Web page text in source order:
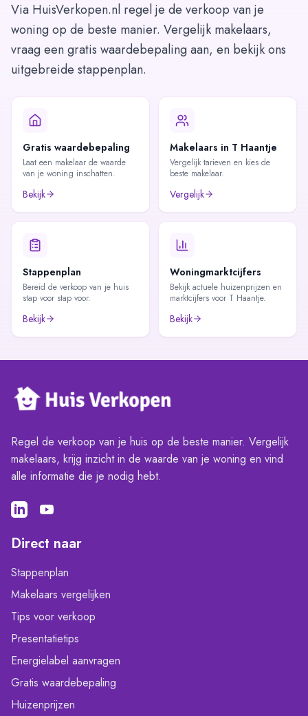
Via HuisVerkopen.nl regel je de verkoop van je
woning op de beste manier. Vergelijk makelaars,
vraag een gratis waardebepaling aan, en bekijk ons
uitgebreide stappenplan.
Gratis waardebepaling
Laat een makelaar de waarde
van je woning inschatten.
Bekijk
Makelaars in T Haantje
Vergelijk tarieven en kies de
beste makelaar.
Vergelijk
Stappenplan
Bereid de verkoop van je huis
stap voor stap voor.
Bekijk
Woningmarktcijfers
Bekijk actuele huizenprijzen en
marktcijfers voor T Haantje.
Bekijk
Regel de verkoop van je huis op de beste manier. Vergelijk
makelaars, krijg inzicht in de waarde van je woning en vind
alle informatie die je nodig hebt.
Direct naar
Stappenplan
Makelaars vergelijken
Tips voor verkoop
Presentatietips
Energielabel aanvragen
Gratis waardebepaling
Huizenprijzen